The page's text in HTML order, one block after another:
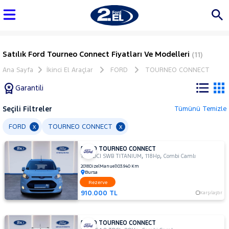
Satılık Ford Tourneo Connect Fiyatları Ve Modelleri (11)
Ana Sayfa İkinci El Araçlar FORD TOURNEO CONNECT
Garantili
Tüm
Araçlar
AUDI
BMC
BMW
BYD
Seçili Filtreler Tümünü Temizle
FORD x TOURNEO CONNECT x
FORD TOURNEO CONNECT
1.5 TDCI SWB TITANIUM ,118Hp,Combi Camlı
2018DizelManuel103.940 Km
Bursa
910.000 TL Karşılaştır
Rezerve
FORD TOURNEO CONNECT